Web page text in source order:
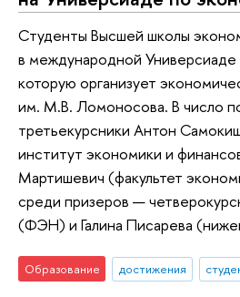
Студенты Высшей школы
в международной
которую организует
им. М.В. Ломоносова. В число
третьекурсники Антон
институт экономики и
Мартишевич (факультет
среди призеров —
(ФЭН) и Галина Писарева
Образование достижения